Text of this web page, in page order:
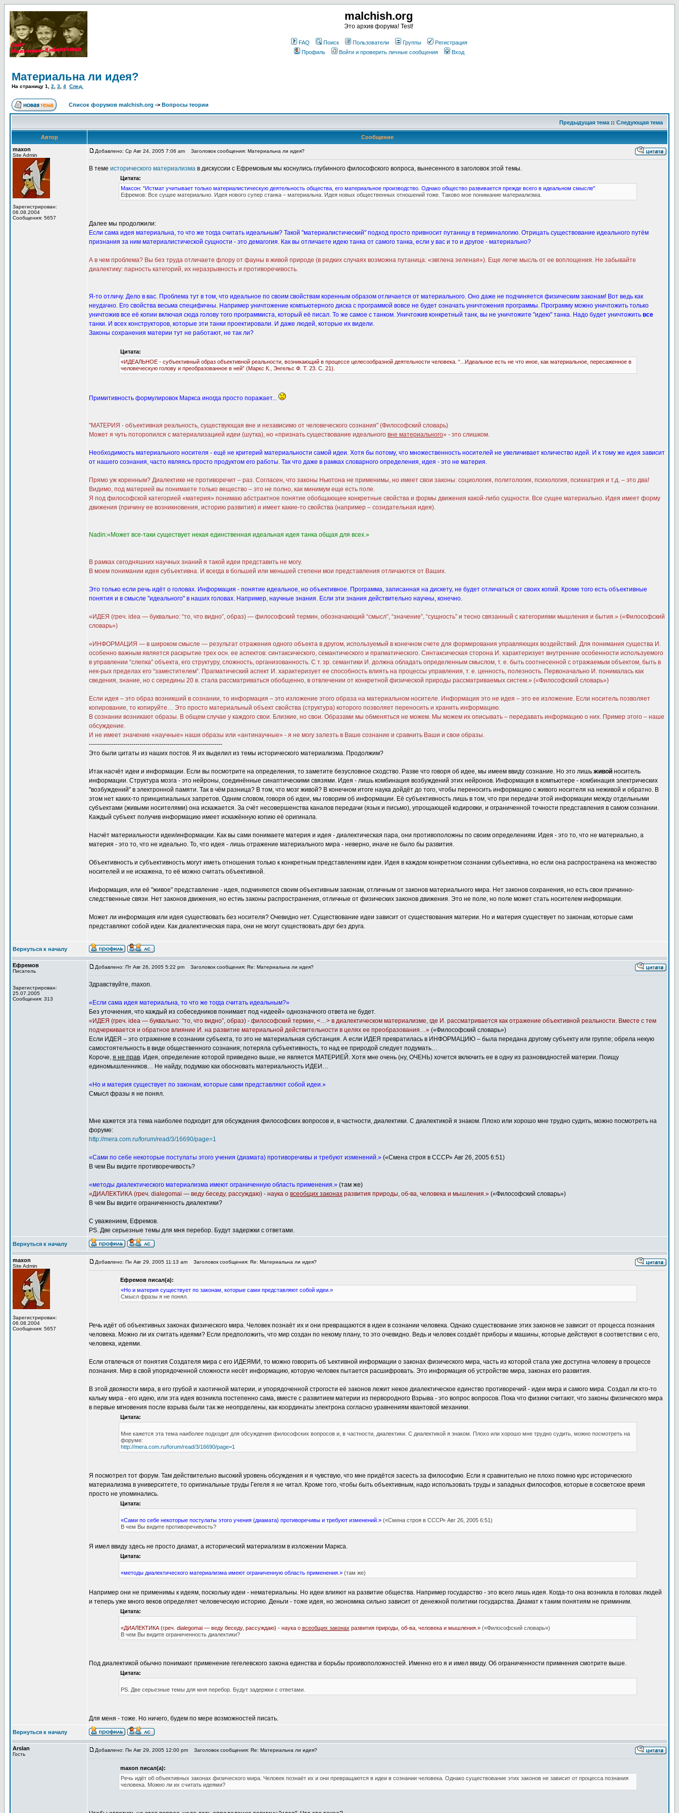
malchish.org
Это архив форума! Test!
FAQ Поиск Пользователи Группы
Регистрация
Профиль
Войти и проверить личные сообщения Вход
Материальна ли идея?
На страницу 1 2 3 4 След.
Список форумов malchish.org -> Вопросы теории
Предыдущая тема :: Следующая тема
Автор
Сообщение
maxon
Site Admin
Зарегистрирован:
06.08.2004
Сообщения: 5657
Добавлено: Ср Авг 24, 2005 7:06 am Заголовок сообщения: Материальна ли идея?
В теме исторического материализма в дискуссии с Ефремовым мы коснулись глубинного философского вопроса, вынесенного в заголовок этой темы.
Цитата:
Максон: "Истмат учитывает только материалистическую деятельность общества, его материальное производство. Однако общество развивается прежде всего в идеальном смысле"
Ефремов: Все сущее материально. Идея нового супер станка – материальна. Идея новых общественных отношений тоже. Таково мое понимание материализма.
Далее мы продолжили:
Если сама идея материальна, то что же тогда считать идеальным? Такой "материалистический" подход просто привносит путаницу в терминалогию. Отрицать существование идеального путём
признания за ним материалистической сущности - это демагогия. Как вы отличаете идею танка от самого танка, если у вас и то и другое - материально?
А в чем проблема? Вы без труда отличаете флору от фауны в живой природе (в редких случаях возможна путаница: «эвглена зеленая»). Еще легче мысль от ее воплощения. Не забывайте
диалектику: парность категорий, их неразрывность и противоречивость.
Я-то отличу. Дело в вас. Проблема тут в том, что идеальное по своим свойствам коренным образом отличается от материального. Оно даже не подчиняется физическим законам! Вот ведь как
неудачно. Его свойства весьма специфичны. Например уничтожение компьютерного диска с программой вовсе не будет означать уничтожения программы. Программу можно уничтожить только
уничтожив все её копии включая сюда голову того программиста, который её писал. То же самое с танком. Уничтожив конкретный танк, вы не уничтожите "идею" танка. Надо будет уничтожить все
танки. И всех конструкторов, которые эти танки проектировали. И даже людей, которые их видели.
Законы сохранения материи тут не работают, не так ли?
Цитата:
«ИДЕАЛЬНОЕ - субъективный образ объективной реальности, возникающий в процессе целесообразной деятельности человека. “...Идеальное есть не что иное, как материальное, пересаженное в
человеческую голову и преобразованное в ней” (Маркс К., Энгельс Ф. Т. 23. С. 21).
Примитивность формулировок Маркса иногда просто поражает...
"МАТЕРИЯ - объективная реальность, существующая вне и независимо от человеческого сознания" (Философский словарь)
Может я чуть поторопился с материализацией идеи (шутка), но «признать существование идеального вне материального» - это слишком.
Необходимость материального носителя - ещё не критерий материальности самой идеи. Хотя бы потому, что множественность носителей не увеличивает количество идей. И к тому же идея зависит
от нашего сознания, часто являясь просто продуктом его работы. Так что даже в рамках словарного определения, идея - это не материя.
Прямо уж коренным? Диалектике не противоречит – раз. Согласен, что законы Ньютона не применимы, но имеет свои законы: социология, политология, психология, психиатрия и т.д. – это два!
Видимо, под материей вы понимаете только вещество – это не полно, как минимум еще есть поле.
Я под философской категорией «материя» понимаю абстрактное понятие обобщающее конкретные свойства и формы движения какой-либо сущности. Все сущее материально. Идея имеет форму
движения (причину ее возникновения, историю развития) и имеет какие-то свойства (например – созидательная идея).
Nadin:«Может все-таки существует некая единственная идеальная идея танка общая для всех.»
В рамках сегодняшних научных знаний я такой идеи представить не могу.
В моем понимании идея субъективна. И всегда в большей или меньшей степени мои представления отличаются от Ваших.
Это только если речь идёт о головах. Информация - понятие идеальное, но объективное. Программа, записанная на дискету, не будет отличаться от своих копий. Кроме того есть объективные
понятия и в смысле "идеального" в наших головах. Например, научные знания. Если эти знания действительно научны, конечно.
«ИДЕЯ (греч. idea — буквально: “то, что видно”, образ) — философский термин, обозначающий “смысл”, “значение”, “сущность” и тесно связанный с категориями мышления и бытия.» («Философский
словарь»)
«ИНФОРМАЦИЯ — в широком смысле — результат отражения одного объекта в другом, используемый в конечном счете для формирования управляющих воздействий. Для понимания существа И.
особенно важным является раскрытие трех осн. ее аспектов: синтаксического, семантического и прагматического. Синтаксическая сторона И. характеризует внутренние особенности используемого
в управлении “слепка” объекта, его структуру, сложность, организованность. С т. зр. семантики И. должна обладать определенным смыслом, т. е. быть соотнесенной с отражаемым объектом, быть в
нек-рых пределах его “заместителем”. Прагматический аспект И. характеризует ее способность влиять на процессы управления, т. е. ценность, полезность. Первоначально И. понималась как
сведения, знание, но с середины 20 в. стала рассматриваться обобщенно, в отвлечении от конкретной физической природы рассматриваемых систем.» («Философский словарь»)
Если идея – это образ возникший в сознании, то информация – это изложение этого образа на материальном носителе. Информация это не идея – это ее изложение. Если носитель позволяет
копирование, то копируйте… Это просто материальный объект свойства (структура) которого позволяет переносить и хранить информацию.
В сознании возникают образы. В общем случае у каждого свои. Близкие, но свои. Образами мы обменяться не можем. Мы можем их описывать – передавать информацию о них. Пример этого – наше
обсуждение.
И не имеет значение «научные» наши образы или «антинаучные» - я не могу залезть в Ваше сознание и сравнить Ваши и свои образы.
------------------------------------------------------------------
Это были цитаты из наших постов. Я их выделил из темы исторического материализма. Продолжим?
Итак насчёт идеи и информации. Если вы посмотрите на определения, то заметите безусловное сходство. Разве что говоря об идее, мы имеем ввиду сознание. Но это лишь живой носитель
информации. Структура мозга - это нейроны, соединённые синаптическими связями. Идея - лишь комбинация возбуждений этих нейронов. Информация в компьютере - комбинация электрических
"возбуждений" в электронной памяти. Так в чём разница? В том, что мозг живой? В конечном итоге наука дойдёт до того, чтобы переносить информацию с живого носителя на неживой и обратно. В
этом нет каких-то принципиальных запретов. Одним словом, говоря об идеи, мы говорим об информации. Её субъективность лишь в том, что при передачи этой информации между отдельными
субъектами (живыми носителями) она искажается. За счёт несовершенства каналов передачи (язык и письмо), упрощающей кодировки, и ограниченной точности представления в самом сознании.
Каждый субъект получив информацию имеет искажённую копию её оригинала.
Насчёт материальности идеи/информации. Как вы сами понимаете материя и идея - диалектическая пара, они противоположны по своим определениям. Идея - это то, что не материально, а
материя - это то, что не идеально. То, что идея - лишь отражение материального мира - неверно, иначе не было бы развития.
Объективность и субъективность могут иметь отношения только к конкретным представлениям идеи. Идея в каждом конкретном сознании субъективна, но если она распространена на множество
носителей и не искажена, то её можно считать объективной.
Информация, или её "живое" представление - идея, подчиняются своим объективным законам, отличным от законов материального мира. Нет законов сохранения, но есть свои причинно-
следственные связи. Нет законов движения, но естиь законы распространения, отличные от физических законов движения. Это не поле, но поле может стать носителем информации.
Может ли информация или идея существовать без носителя? Очевидно нет. Существование идеи зависит от существования материи. Но и материя существует по законам, которые сами
представляют собой идеи. Как диалектическая пара, они не могут существовать друг без друга.
Вернуться к началу
Ефремов
Писатель
Зарегистрирован:
25.07.2005
Сообщения: 313
Добавлено: Пт Авг 26, 2005 5:22 pm Заголовок сообщения: Re: Материальна ли идея?
Здравствуйте, maxon.
«Если сама идея материальна, то что же тогда считать идеальным?»
Без уточнения, что каждый из собеседников понимает под «идеей» однозначного ответа не будет.
«ИДЕЯ (греч. idea — буквально: “то, что видно”, образ) - философский термин, <…> в диалектическом материализме, где И. рассматривается как отражение объективной реальности. Вместе с тем
подчеркивается и обратное влияние И. на развитие материальной действительности в целях ее преобразования…» («Философский словарь»)
Если ИДЕЯ – это отражение в сознании субъекта, то это не материальная субстанция. А если ИДЕЯ превратилась в ИНФОРМАЦИЮ – была передана другому субъекту или группе; обрела некую
самостоятельность в виде общественного сознания; потеряла субъективность, то над ее природой следует подумать…
Короче, я не прав. Идея, определение которой приведено выше, не является МАТЕРИЕЙ. Хотя мне очень (ну, ОЧЕНЬ) хочется включить ее в одну из разновидностей материи. Поищу
единомышленников… Не найду, подумаю как обосновать материальность ИДЕИ…
«Но и материя существует по законам, которые сами представляют собой идеи.»
Смысл фразы я не понял.
Мне кажется эта тема наиболее подходит для обсуждения философских вопросов и, в частности, диалектики. С диалектикой я знаком. Плохо или хорошо мне трудно судить, можно посмотреть на
форуме:
http://mera.com.ru/forum/read/3/16690/page=1
«Сами по себе некоторые постулаты этого учения (диамата) противоречивы и требуют изменений.» («Смена строя в СССР» Авг 26, 2005 6:51)
В чем Вы видите противоречивость?
«методы диалектического материализма имеют ограниченную область применения.» (там же)
«ДИАЛЕКТИКА (греч. dialegomai — веду беседу, рассуждаю) - наука о всеобщих законах развития природы, об-ва, человека и мышления.» («Философский словарь»)
В чем Вы видите ограниченность диалектики?
С уважением, Ефремов.
PS. Две серьезные темы для мня перебор. Будут задержки с ответами.
Вернуться к началу
maxon
Site Admin
Зарегистрирован:
06.08.2004
Сообщения: 5657
Добавлено: Пн Авг 29, 2005 11:13 am Заголовок сообщения: Re: Материальна ли идея?
Ефремов писал(а):
«Но и материя существует по законам, которые сами представляют собой идеи.»
Смысл фразы я не понял.
Речь идёт об объективных законах физического мира. Человек познаёт их и они превращаются в идеи в сознании человека. Однако существование этих законов не зависит от процесса познания
человека. Можно ли их считать идеями? Если предположить, что мир создан по некому плану, то это очевидно. Ведь и человек создаёт приборы и машины, которые действуют в соответствии с его,
человека, идеями.
Если отвлечься от понятия Создателя мира с его ИДЕЯМИ, то можно говорить об ъективной информации о законах физического мира, часть из которой стала уже доступна человеку в процессе
познания. Мир в свой упорядоченной сложности несёт информацию, которую человек пытается расшифровать. Это информация об устройстве мира, законах его развития.
В этой двоякости мира, в его грубой и хаотичной материи, и упорядоченной строгости её законов лежит некое диалектическое единство противоречий - идеи мира и самого мира. Создал ли кто-то
кальку мира - его идею, или эта идея возникла постепенно сама, вместе с развитием материи из первородного Взрыва - это вопрос вопросов. Пока что физики считают, что законы физического мира
в первые мгновения после взрыва были так же неопрделены, как координаты электрона согласно уравнениям квантовой механики.
Цитата:
Мне кажется эта тема наиболее подходит для обсуждения философских вопросов и, в частности, диалектики. С диалектикой я знаком. Плохо или хорошо мне трудно судить, можно посмотреть на
форуме:
http://mera.com.ru/forum/read/3/16690/page=1
Я посмотрел тот форум. Там действительно высокий уровень обсуждения и я чувствую, что мне придётся засесть за философию. Если я сравнительно не плохо помню курс исторического
материализма в университете, то оригинальные труды Гегеля я не читал. Кроме того, чтобы быть объективным, надо использовать труды и западных философов, которые в сосветское время
просто не упоминались.
Цитата:
«Сами по себе некоторые постулаты этого учения (диамата) противоречивы и требуют изменений.»(«Смена строя в СССР» Авг 26, 2005 6:51)
В чем Вы видите противоречивость?
Я имел ввиду здесь не просто диамат, а исторический материализм в изложении Маркса.
Цитата:
«методы диалектического материализма имеют ограниченную область применения.»(там же)
Например они не применимы к идеям, поскольку идеи - нематериальны. Но идеи влияют на развитие общества. Например государство - это всего лишь идея. Когда-то она возникла в головах людей
и теперь уже много веков определяет человеческую историю. Деньги - тоже идея, но экономика сильно зависит от денежной политики государства. Диамат к таким понятиям не приминим.
Цитата:
«ДИАЛЕКТИКА (греч. dialegomai — веду беседу, рассуждаю) - наука о всеобщих законах развития природы, об-ва, человека и мышления.»(«Философский словарь»)
В чем Вы видите ограниченность диалектики?
Под диалектикой обычно понимают применение гегелевского закона единства и борьбы проивоположностей. Именно его я и имел ввиду. Об ограниченности примнения смотрите выше.
Цитата:
PS. Две серьезные темы для мня перебор. Будут задержки с ответами.
Для меня - тоже. Но ничего, будем по мере возможностей писать.
Вернуться к началу
Arslan
Гость
Добавлено: Пн Авг 29, 2005 12:00 pm Заголовок сообщения: Re: Материальна ли идея?
maxon писал(а):
Речь идёт об объективных законах физического мира. Человек познаёт их и они превращаются в идеи в сознании человека. Однако существование этих законов не зависит от процесса познания
человека. Можно ли их считать идеями?